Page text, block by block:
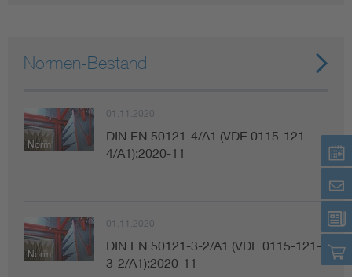
Normen-Bestand
Norm
01.11.2020
DIN EN 50121-4/A1 (VDE 0115-121-
4/A1):2020-11
Norm
01.11.2020
DIN EN 50121-3-2/A1 (VDE 0115-121-
3-2/A1):2020-11